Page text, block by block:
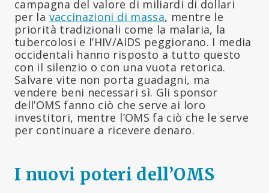
campagna del valore di miliardi di dollari
per la vaccinazioni di massa, mentre le
priorità tradizionali come la malaria, la
tubercolosi e l’HIV/AIDS peggiorano. I media
occidentali hanno risposto a tutto questo
con il silenzio o con una vuota retorica.
Salvare vite non porta guadagni, ma
vendere beni necessari sì. Gli sponsor
dell’OMS fanno ciò che serve ai loro
investitori, mentre l’OMS fa ciò che le serve
per continuare a ricevere denaro.
I nuovi poteri dell’OMS